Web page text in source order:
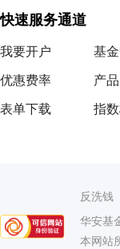
快速服务通道
我要开户
优惠费率
表单下载
基
产
指
反洗钱
华安基
本网站